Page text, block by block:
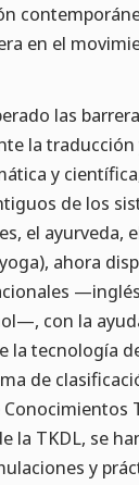
en el
las
la traducción
y
de los
el ayurveda,
ahora
con la
la tecnología
de
la TKDL, se
y